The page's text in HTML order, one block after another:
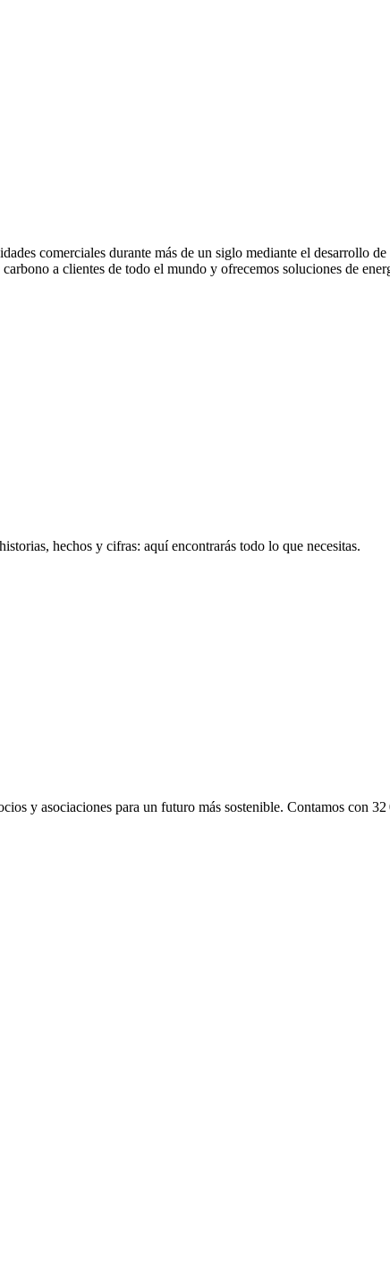
comerciales durante más de un siglo mediante el desarrollo
a clientes de todo el mundo y ofrecemos soluciones de
hechos y cifras: aquí encontrarás todo lo que necesitas.
y asociaciones para un futuro más sostenible. Contamos con